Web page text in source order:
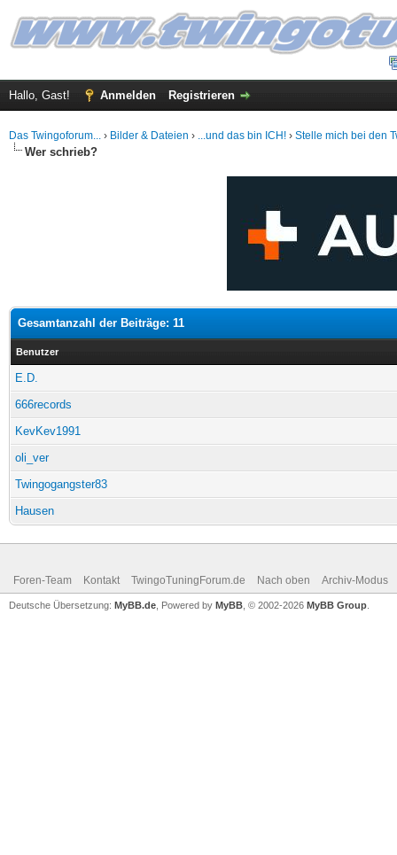
Hallo, Gast! Anmelden Registrieren
Das Twingoforum... › Bilder & Dateien › ...und das bin ICH! › Stelle mich bei den
Wer schrieb?
Gesamtanzahl der Beiträge: 11
Benutzer
E.D.
666records
KevKev1991
oli_ver
Twingogangster83
Hausen
Foren-Team Kontakt TwingoTuningForum.de Nach oben Archiv-Modus
Deutsche Übersetzung: MyBB.de , Powered by MyBB , © 2002-2026 MyBB Group